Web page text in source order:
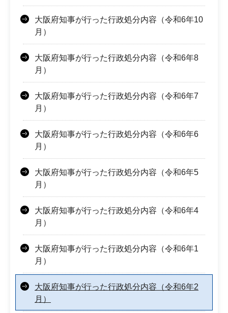
大阪府知事が行った行政処分内容（令和6年10
月）
大阪府知事が行った行政処分内容（令和6年8
月）
大阪府知事が行った行政処分内容（令和6年7
月）
大阪府知事が行った行政処分内容（令和6年6
月）
大阪府知事が行った行政処分内容（令和6年5
月）
大阪府知事が行った行政処分内容（令和6年4
月）
大阪府知事が行った行政処分内容（令和6年1
月）
大阪府知事が行った行政処分内容（令和6年2
月）